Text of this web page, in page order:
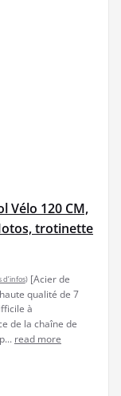
Vélo 120 CM,
trotinette
d’infos) [Acier de
qualité de 7
à
de la chaîne de
read more